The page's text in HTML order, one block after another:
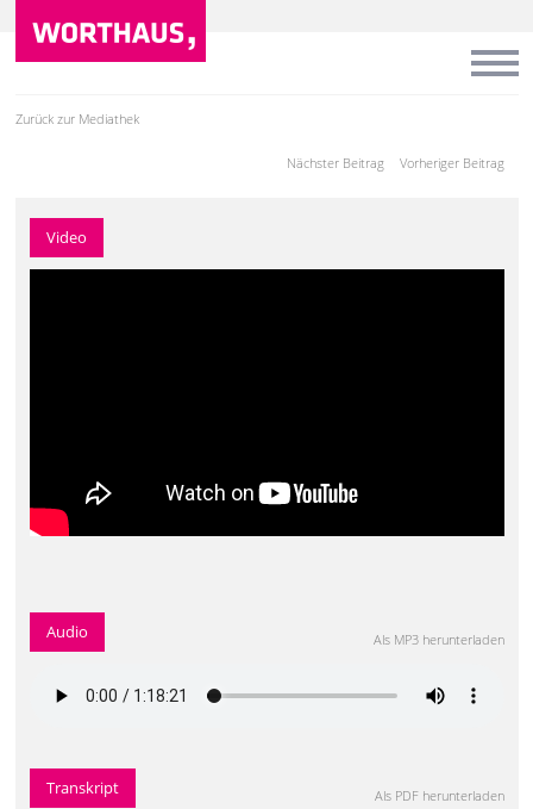
Zurück zur Mediathek
Vorheriger Beitrag
Nächster Beitrag
Video
Audio Als MP3 herunterladen
Transkript Als PDF herunterladen